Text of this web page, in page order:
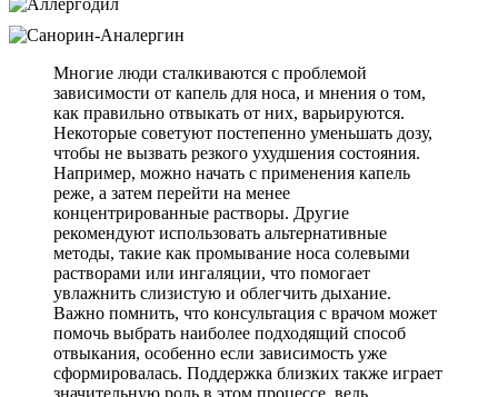
Многие люди сталкиваются с проблемой
зависимости от капель для носа, и мнения о том,
как правильно отвыкать от них, варьируются.
Некоторые советуют постепенно уменьшать дозу,
чтобы не вызвать резкого ухудшения состояния.
Например, можно начать с применения капель
реже, а затем перейти на менее
концентрированные растворы. Другие
рекомендуют использовать альтернативные
методы, такие как промывание носа солевыми
растворами или ингаляции, что помогает
увлажнить слизистую и облегчить дыхание.
Важно помнить, что консультация с врачом может
помочь выбрать наиболее подходящий способ
отвыкания, особенно если зависимость уже
сформировалась. Поддержка близких также играет
значительную роль в этом процессе, ведь